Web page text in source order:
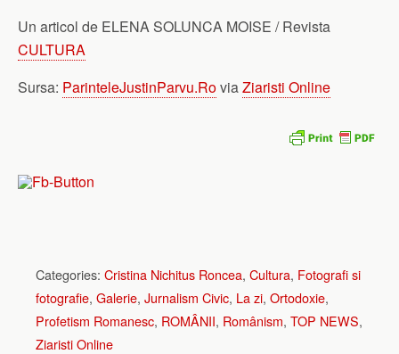
Un articol de ELENA SOLUNCA MOISE / Revista
CULTURA
Sursa: ParinteleJustinParvu.RoviaZiaristi Online
Categories: Cristina Nichitus Roncea, Cultura, Fotografi si
fotografie, Galerie, Jurnalism Civic, La zi, Ortodoxie,
Profetism Romanesc, ROMÂNII, Românism, TOP NEWS,
Ziaristi Online